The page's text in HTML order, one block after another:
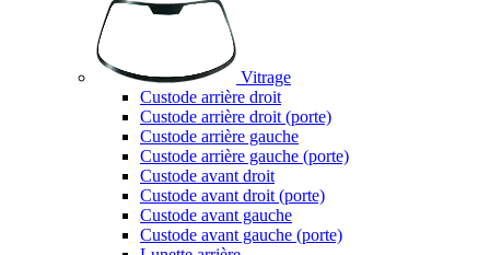
Vitrage
Custode arrière droit
Custode arrière droit (porte)
Custode arrière gauche
Custode arrière gauche (porte)
Custode avant droit
Custode avant droit (porte)
Custode avant gauche
Custode avant gauche (porte)